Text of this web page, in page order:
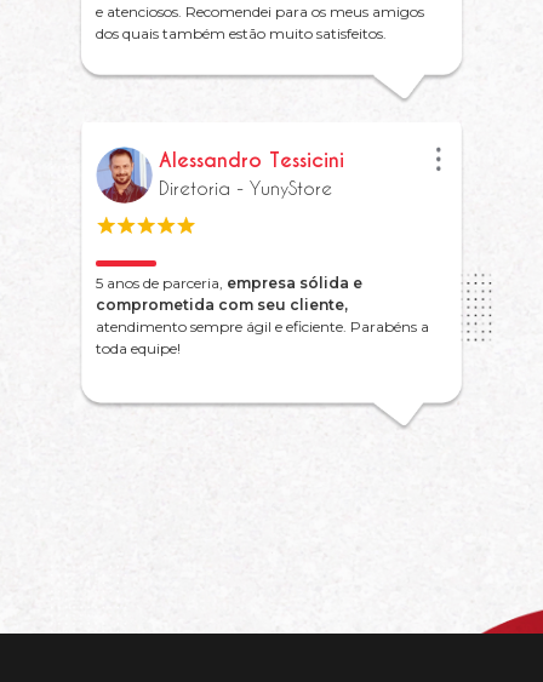
e atenciosos. Recomendei para os meus amigos
dos quais também estão muito satisfeitos.
Alessandro Tessicini
Diretoria - YunyStore
5 anos de parceria, empresa sólida e
comprometida com seu cliente,
atendimento sempre ágil e eficiente. Parabéns a
toda equipe!